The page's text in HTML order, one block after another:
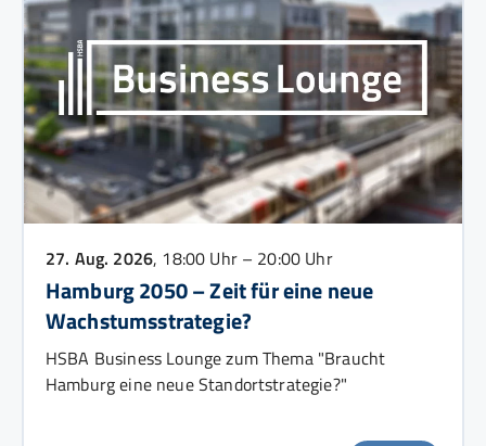
27. Aug. 2026, 18:00 Uhr – 20:00 Uhr
Hamburg 2050 – Zeit für eine neue
Wachstumsstrategie?
HSBA Business Lounge zum Thema "Braucht
Hamburg eine neue Standortstrategie?"